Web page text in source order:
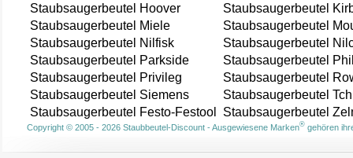
Staubsaugerbeutel Hoover
Staubsaugerbeutel
Staubsaugerbeutel Miele
Staubsaugerbeutel
Staubsaugerbeutel Nilfisk
Staubsaugerbeutel
Staubsaugerbeutel Parkside
Staubsaugerbeutel
Staubsaugerbeutel Privileg
Staubsaugerbeutel
Staubsaugerbeutel Siemens
Staubsaugerbeutel
Staubsaugerbeutel Festo-Festool
Staubsaugerbeutel
Copyright © 2005 - 2026 Staubbeutel-Discount - Ausgewiesene Marken®gehören